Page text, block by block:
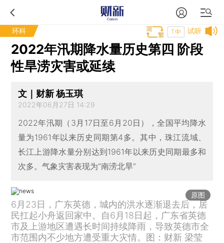
环科 试听
T中
2022年汛期降水量历史第四 阶段
性旱涝灾害或延续
文｜财新 杨玉琪
2022年06月27日 14:29
2022年汛期（3月17日至6月20日），全国平均降水
量为1961年以来历史同期第4多。其中，珠江流域、
长江上游降水量分别达到1961年以来历史同期最多和
次多。气象灾害表现为“南涝北旱”
原图
6月23日，广东英德，城内的洪水逐渐退去后，居
民扛起小舟返回家中。自6月18日起，广东省英德
市及上游地区遭遇长时间持续降雨，导致英德市全
市范围内不少地方遭受重大灾情。图：财新 梁莹